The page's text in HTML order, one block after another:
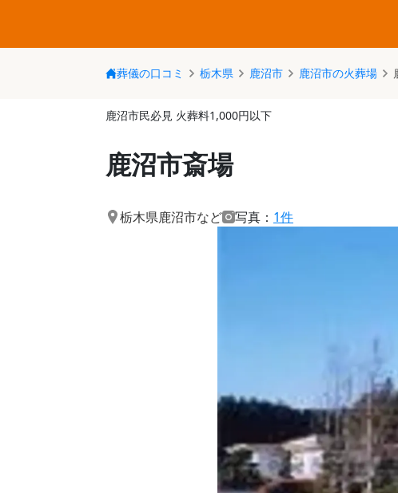
葬儀の口コミ 栃木県 鹿沼市 鹿沼市の火葬場
鹿沼市民必見 火葬料1,000円以下
鹿沼市斎場
栃木県鹿沼市など 写真： 1件